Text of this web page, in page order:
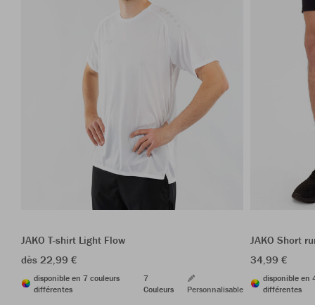
JAKO T-shirt Light Flow
dès 22,99 €
disponible en 7 couleurs
différentes
7
Couleurs
Personnalisable
JAKO Short
34,99 €
disponible en
différentes